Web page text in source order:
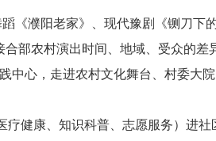
《濮阳老家》、现代豫剧《铡刀
部农村演出时间、地域、受众的
中心，走进农村文化舞台、村委大
疗健康、知识科普、志愿服务）进社